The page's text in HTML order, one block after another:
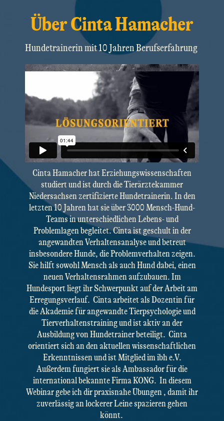
Über Cinta Hamacher
Hundetrainerin mit 10 Jahren Berufserfahrung
Cinta Hamacher hat Erziehungswissenschaften
studiert und ist durch die Tierärztekammer
Niedersachsen zertifizierte Hundetrainerin. In den
letzten 10 Jahren hat sie über 3000 Mensch-Hund-
Teams in unterschiedlichen Lebens- und
Problemlagen begleitet. Cinta ist geschult in der
angewandten Verhaltensanalyse und betreut
insbesondere Hunde, die Problemverhalten zeigen.
Sie hilft sowohl Mensch als auch Hund dabei, einen
neuen Verhaltensrahmen aufzubauen. Im
Hundesport liegt ihr Schwerpunkt auf der Arbeit am
Erregungsverlauf. Cinta arbeitet als Dozentin für
die Akademie für angewandte Tierpsychologie und
Tierverhaltenstraining und ist aktiv an der
Ausbildung von Hundetrainer beteiligt. Cinta
orientiert sich an den aktuellen wissenschaftlichen
Erkenntnissen und ist Mitglied im ibh e.V.
Außerdem fungiert sie als Ambassador für die
international bekannte Firma KONG. In diesem
Webinar gebe ich dir praxisnahe Übungen , damit ihr
zuverlässig an lockerer Leine spazieren gehen
könnt.